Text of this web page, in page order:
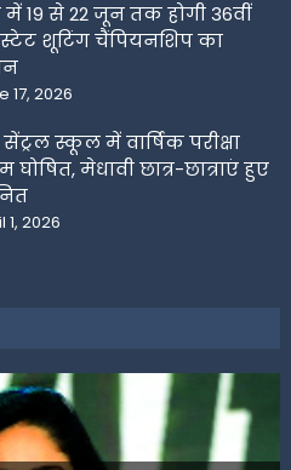
में 19 से 22 जून तक होगी 36वीं
स्टेट शूटिंग चैंपियनशिप का
17, 2026
सेंट्रल स्कूल में वार्षिक परीक्षा
घोषित, मेधावी छात्र-छात्राएं हुए
1, 2026